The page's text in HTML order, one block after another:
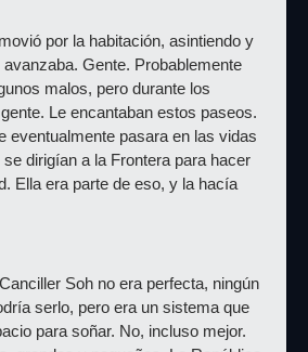
por la habitación, asintiendo y
Gente. Probablemente
malos, pero durante los
Le encantaban estos paseos.
eventualmente pasara en las vidas
dirigían a la Frontera para hacer
Ella era parte de eso, y la hacía
Soh no era perfecta, ningún
serlo, pero era un sistema que
para soñar. No, incluso mejor.